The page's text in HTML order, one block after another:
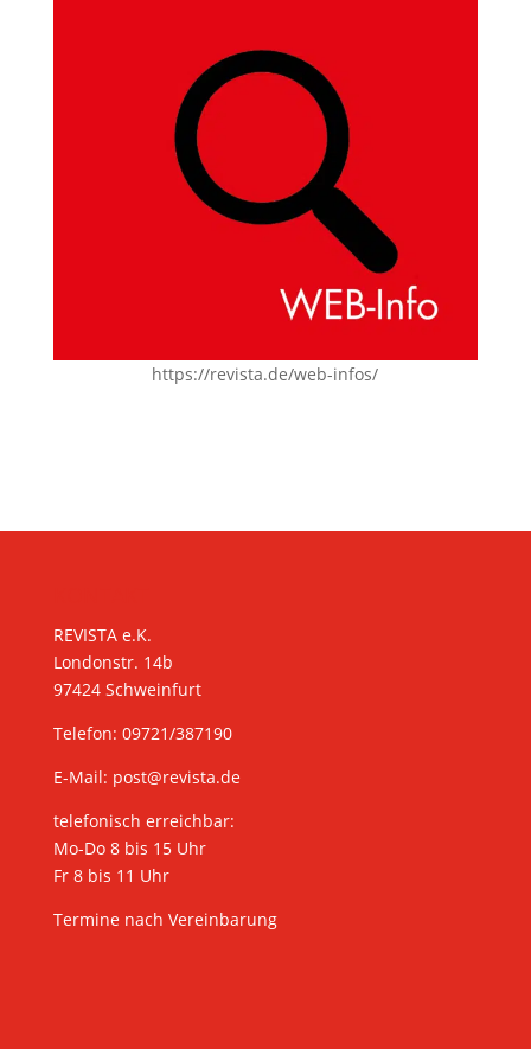
https://revista.de/web-infos/
REVISTA e.K.
Londonstr. 14b
97424 Schweinfurt
Telefon: 09721/387190
E-Mail: post@revista.de
telefonisch erreichbar:
Mo-Do 8 bis 15 Uhr
Fr 8 bis 11 Uhr
Termine nach Vereinbarung